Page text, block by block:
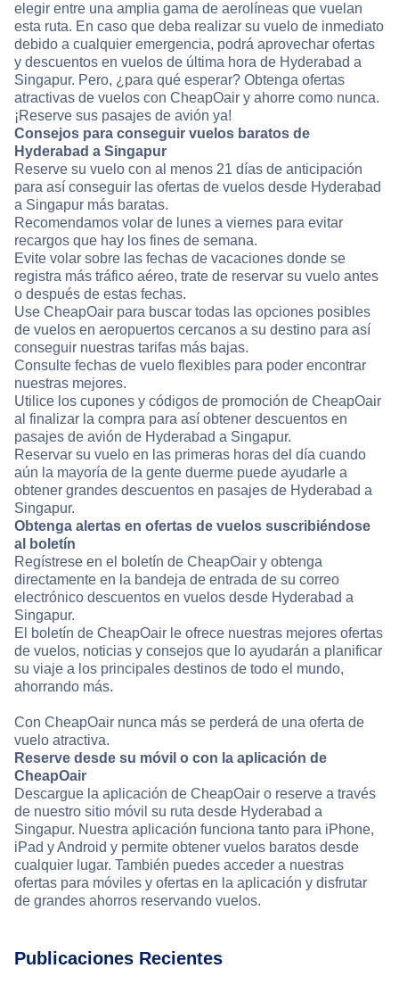
elegir entre una amplia gama de aerolíneas que vuelan
esta ruta. En caso que deba realizar su vuelo de inmediato
debido a cualquier emergencia, podrá aprovechar ofertas
y descuentos en vuelos de última hora de Hyderabad a
Singapur. Pero, ¿para qué esperar? Obtenga ofertas
atractivas de vuelos con CheapOair y ahorre como nunca.
¡Reserve sus pasajes de avión ya!
Consejos para conseguir vuelos baratos de
Hyderabad a Singapur
Reserve su vuelo con al menos 21 días de anticipación
para así conseguir las ofertas de vuelos desde Hyderabad
a Singapur más baratas.
Recomendamos volar de lunes a viernes para evitar
recargos que hay los fines de semana.
Evite volar sobre las fechas de vacaciones donde se
registra más tráfico aéreo, trate de reservar su vuelo antes
o después de estas fechas.
Use CheapOair para buscar todas las opciones posibles
de vuelos en aeropuertos cercanos a su destino para así
conseguir nuestras tarifas más bajas.
Consulte fechas de vuelo flexibles para poder encontrar
nuestras mejores.
Utilice los cupones y códigos de promoción de CheapOair
al finalizar la compra para así obtener descuentos en
pasajes de avión de Hyderabad a Singapur.
Reservar su vuelo en las primeras horas del día cuando
aún la mayoría de la gente duerme puede ayudarle a
obtener grandes descuentos en pasajes de Hyderabad a
Singapur.
Obtenga alertas en ofertas de vuelos suscribiéndose
al boletín
Regístrese en el boletín de CheapOair y obtenga
directamente en la bandeja de entrada de su correo
electrónico descuentos en vuelos desde Hyderabad a
Singapur.
El boletín de CheapOair le ofrece nuestras mejores ofertas
de vuelos, noticias y consejos que lo ayudarán a planificar
su viaje a los principales destinos de todo el mundo,
ahorrando más.
Con CheapOair nunca más se perderá de una oferta de
vuelo atractiva.
Reserve desde su móvil o con la aplicación de
CheapOair
Descargue la aplicación de CheapOair o reserve a través
de nuestro sitio móvil su ruta desde Hyderabad a
Singapur. Nuestra aplicación funciona tanto para iPhone,
iPad y Android y permite obtener vuelos baratos desde
cualquier lugar. También puedes acceder a nuestras
ofertas para móviles y ofertas en la aplicación y disfrutar
de grandes ahorros reservando vuelos.
Publicaciones Recientes